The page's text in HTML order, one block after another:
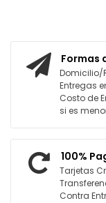
Formas
Domicilio/
Entregas
Costo de
si es
100%
Tarjetas
Contra